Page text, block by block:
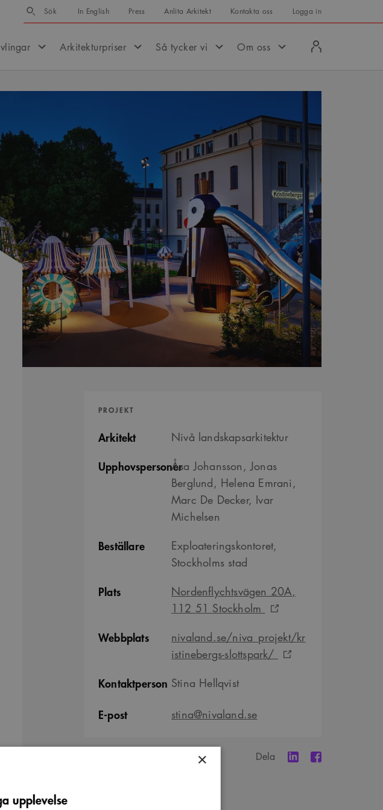
Sök
Sök In English Press Anlita Arkitekt Kontakta oss Logga in
Arkitekturpriser Så tycker vi Om oss
in
PROJEKT
Arkitekt Nivå landskapsarkitektur
UpphovspersonerÅsa Johansson, Jonas
Berglund, Helena Emrani,
Marc De Decker, Ivar
Michelsen
Beställare
Exploateringskontoret,
Stockholms stad
Plats
Nordenflychtsvägen 20A,
112 51 Stockholm
Webbplats
nivaland.se/niva_projekt/kr
istinebergs-slottspark/
Kontaktperson Stina Hellqvist
E-post stina@nivaland.se
Dela
×
upplevelse